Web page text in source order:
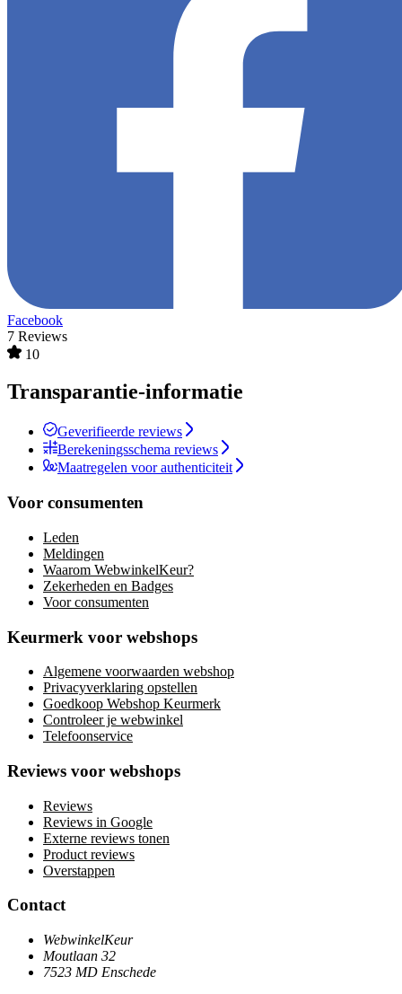
Facebook
7 Reviews
10
Transparantie-informatie
Geverifieerde reviews
Berekeningsschema reviews
Maatregelen voor authenticiteit
Voor consumenten
Leden
Meldingen
Waarom WebwinkelKeur?
Zekerheden en Badges
Voor consumenten
Keurmerk voor webshops
Algemene voorwaarden webshop
Privacyverklaring opstellen
Goedkoop Webshop Keurmerk
Controleer je webwinkel
Telefoonservice
Reviews voor webshops
Reviews
Reviews in Google
Externe reviews tonen
Product reviews
Overstappen
Contact
WebwinkelKeur
Moutlaan 32
7523 MD Enschede